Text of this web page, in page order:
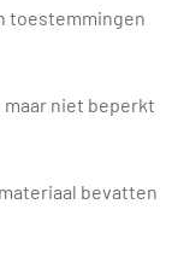
toestemmingen
niet beperkt
bevatten